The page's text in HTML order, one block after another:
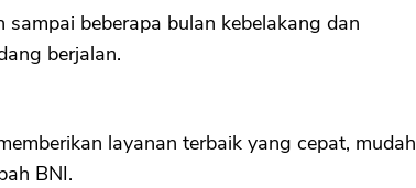
beberapa bulan kebelakang dan
berjalan.
layanan terbaik yang cepat, mudah
BNI.
CANCEL